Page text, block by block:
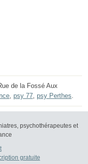
de la Fossé Aux
, psy 77, psy Perthes.
psychothérapeutes et
gratuite